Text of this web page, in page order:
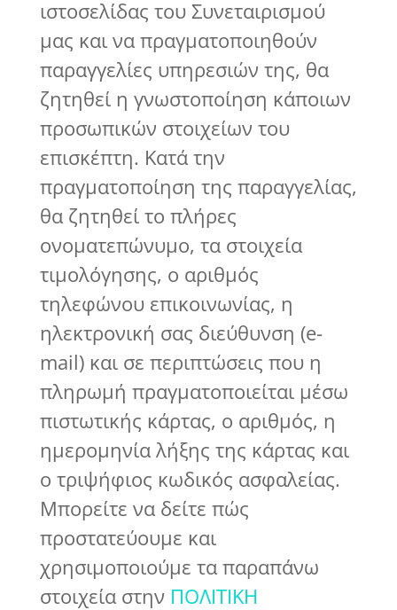
ιστοσελίδας του Συνεταιρισμού
μας και να πραγματοποιηθούν
παραγγελίες υπηρεσιών της, θα
ζητηθεί η γνωστοποίηση κάποιων
προσωπικών στοιχείων του
επισκέπτη. Κατά την
πραγματοποίηση της παραγγελίας,
θα ζητηθεί το πλήρες
ονοματεπώνυμο, τα στοιχεία
τιμολόγησης, ο αριθμός
τηλεφώνου επικοινωνίας, η
ηλεκτρονική σας διεύθυνση (e-
mail) και σε περιπτώσεις που η
πληρωμή πραγματοποιείται μέσω
πιστωτικής κάρτας, ο αριθμός, η
ημερομηνία λήξης της κάρτας και
ο τριψήφιος κωδικός ασφαλείας.
Μπορείτε να δείτε πώς
προστατεύουμε και
χρησιμοποιούμε τα παραπάνω
στοιχεία στην ΠΟΛΙΤΙΚΗ